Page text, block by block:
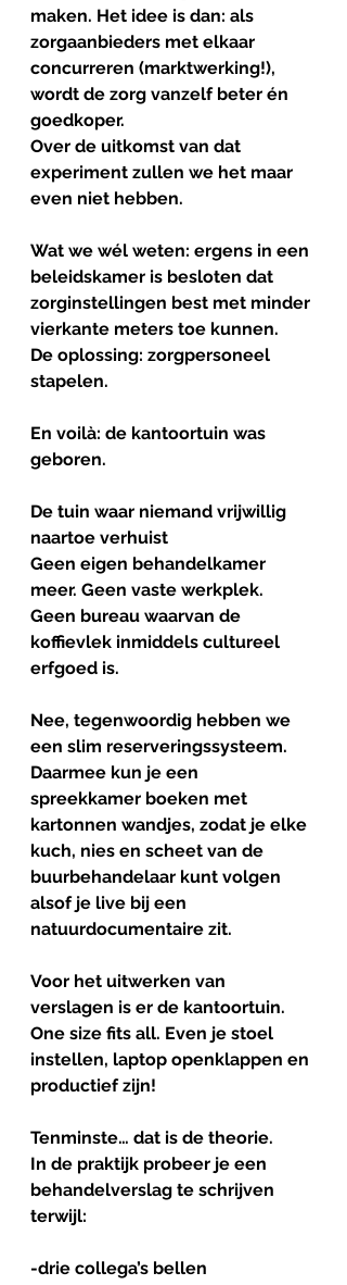
maken. Het idee is dan: als
zorgaanbieders met elkaar
concurreren (marktwerking!),
wordt de zorg vanzelf beter én
goedkoper.
Over de uitkomst van dat
experiment zullen we het maar
even niet hebben.
Wat we wél weten: ergens in een
beleidskamer is besloten dat
zorginstellingen best met minder
vierkante meters toe kunnen.
De oplossing: zorgpersoneel
stapelen.
En voilà: de kantoortuin was
geboren.
De tuin waar niemand vrijwillig
naartoe verhuist
Geen eigen behandelkamer
meer. Geen vaste werkplek.
Geen bureau waarvan de
koffievlek inmiddels cultureel
erfgoed is.
Nee, tegenwoordig hebben we
een slim reserveringssysteem.
Daarmee kun je een
spreekkamer boeken met
kartonnen wandjes, zodat je elke
kuch, nies en scheet van de
buurbehandelaar kunt volgen
alsof je live bij een
natuurdocumentaire zit.
Voor het uitwerken van
verslagen is er de kantoortuin.
One size fits all. Even je stoel
instellen, laptop openklappen en
productief zijn!
Tenminste… dat is de theorie.
In de praktijk probeer je een
behandelverslag te schrijven
terwijl:
-drie collega’s bellen